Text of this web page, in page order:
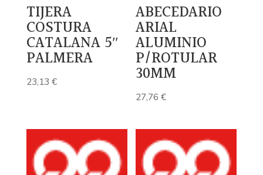
TIJERA
COSTURA
CATALANA 5″
PALMERA
23,13 €
ABECEDARIO
ARIAL
ALUMINIO
P/ROTULAR
30MM
27,76€